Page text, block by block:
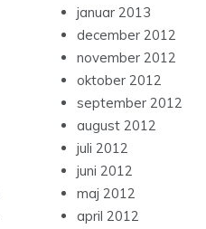
januar 2013
december 2012
november 2012
oktober 2012
september 2012
august 2012
juli 2012
juni 2012
maj 2012
april 2012